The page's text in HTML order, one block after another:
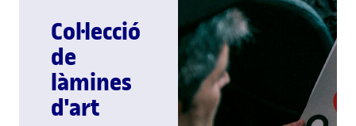
Col·lecció
de
làmines
d'art